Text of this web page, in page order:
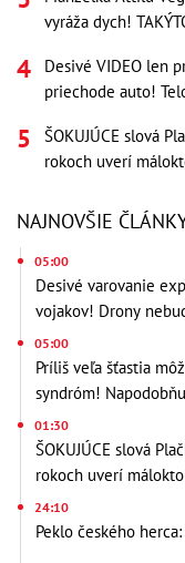
vyráža dych!
Desivé VIDEO len
priechode auto!
ŠOKUJÚCE slová
rokoch uverí
NAJNOVŠIE
05:00
Desivé varovanie
vojakov! Drony
05:00
Príliš veľa šťastia
syndróm!
01:30
ŠOKUJÚCE slová
rokoch uverí
24:10
Peklo českého